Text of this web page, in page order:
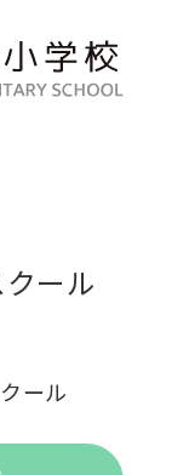
ール
ール